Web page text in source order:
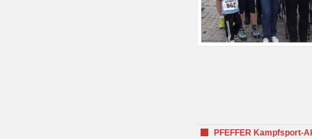
PFEFFER Kampfsport-